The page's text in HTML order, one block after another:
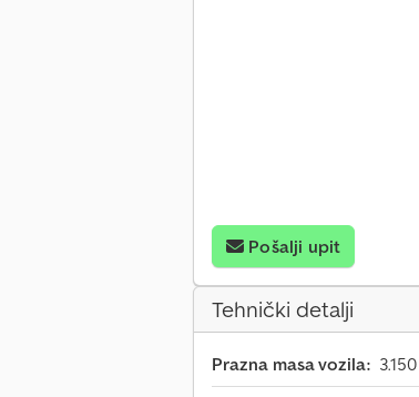
Pošalji upit
Tehnički detalji
Prazna masa vozila: